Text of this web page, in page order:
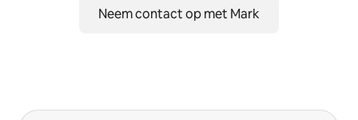
Neem contact op met Mark